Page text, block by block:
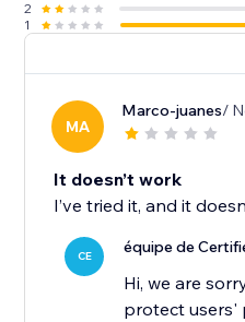
2
1
MA
Marco-juanes/
It doesn’t work
I’ve tried it, and it
CE équipe de
Hi, we are
protect users'